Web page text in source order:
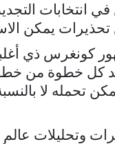
في انتخابات
كونغرس ذي
كل خطوة من
تحمله لا
وتحليلات